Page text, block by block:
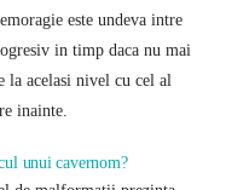
este undeva intre
in timp daca nu mai
la acelasi nivel cu cel al
inainte.
unui cavernom?